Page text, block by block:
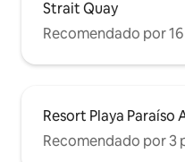
Strait Quay
Recomendado por
Resort Playa Paraíso
Recomendado por 3